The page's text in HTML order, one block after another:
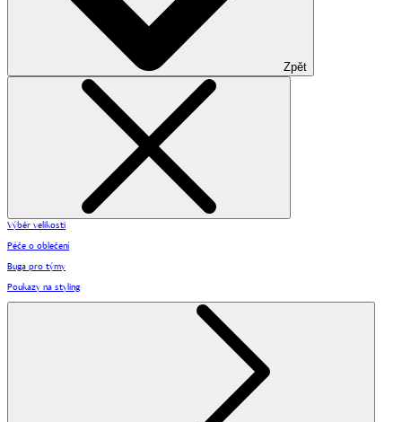
Zpět
Výběr velikosti
Péče o oblečení
Buga pro týmy
Poukazy na styling